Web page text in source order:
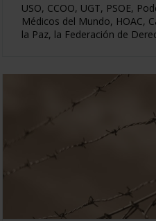
USO, CCOO, UGT, PSOE,
Médicos del Mundo, HOAC,
la Paz, la Federación de